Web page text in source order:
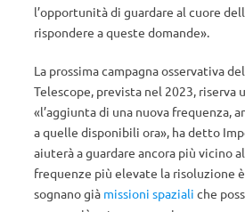
l’opportunità di guardare al cuore
rispondere a queste domande».
La prossima campagna osservativa
Telescope, prevista nel 2023, riserva
«l’aggiunta di una nuova frequenza,
a quelle disponibili ora», ha detto
aiuterà a guardare ancora più vicino
frequenze più elevate la risoluzione
sognano già missioni spaziali che